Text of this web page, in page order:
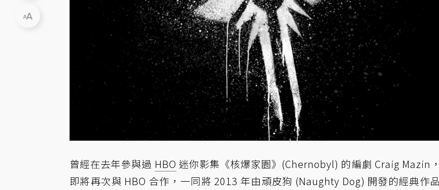
曾經在去年參與過 HBO 迷你影集《核爆家園》(Chernobyl) 的編劇 Craig Mazin
即將再次與 HBO 合作，一同將 2013 年由頑皮狗 (Naughty Dog) 開發的經典作